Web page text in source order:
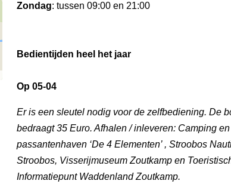
Zondag: tussen 09:00 en 21:00
Bedientijden heel het jaar
Op 05-04
Er is een sleutel nodig voor de zelfbediening. De
bedraagt 35 Euro. Afhalen / inleveren: Camping en
passantenhaven ‘De 4 Elementen’ , Stroobos
Stroobos, Visserijmuseum Zoutkamp en
Informatiepunt Waddenland Zoutkamp.